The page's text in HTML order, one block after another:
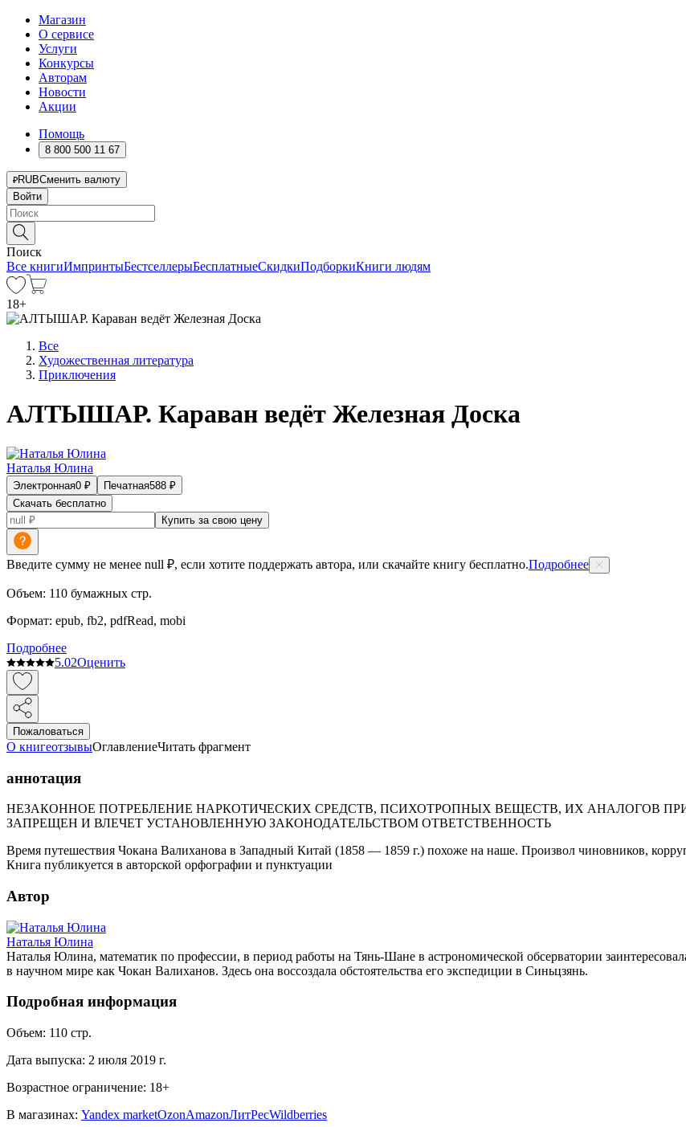
Магазин
О сервисе
Услуги
Конкурсы
Авторам
Новости
Акции
Помощь
8 800 500 11 67
RUBСменить валюту
Войти
Поиск
Все книгиИмпринтыБестселлерыБесплатныеСкидкиПодборкиКниги людям
18+
Все
Художественная литература
Приключения
АЛТЫШАР. Караван ведёт Железная Доска
Наталья Юлина
Электронная0 ₽ Печатная588 ₽
Скачать бесплатно
Купить за свою цену
Введите сумму не менее null ₽, если хотите поддержать автора, или скачайте книгу бесплатно.Подробнее
Объем: 110 бумажных стр.
Формат: epub, fb2, pdfRead, mobi
Подробнее
5.02Оценить
Пожаловаться
О книгеотзывыОглавлениеЧитать фрагмент
аннотация
НЕЗАКОННОЕ ПОТРЕБЛЕНИЕ НАРКОТИЧЕСКИХ СРЕДСТВ, ПСИХОТРОПНЫХ ВЕЩЕСТВ, ИХ АНАЛОГОВ
ЗАПРЕЩЕН И ВЛЕЧЕТ УСТАНОВЛЕННУЮ ЗАКОНОДАТЕЛЬСТВОМ ОТВЕТСТВЕННОСТЬ
Время путешествия Чокана Валиханова в Западный Китай (1858 — 1859 г.) похоже на наше. Произвол чиновников,
Книга публикуется в авторской орфографии и пунктуации
Автор
Наталья Юлина
Наталья Юлина, математик по профессии, в период работы на Тянь-Шане в астрономической обсерватории
в научном мире как Чокан Валиханов. Здесь она воссоздала обстоятельства его экспедиции в Синьцзянь.
Подробная информация
Объем: 110 стр.
Дата выпуска: 2 июля 2019 г.
Возрастное ограничение: 18+
В магазинах: Yandex marketOzonAmazonЛитРесWildberries